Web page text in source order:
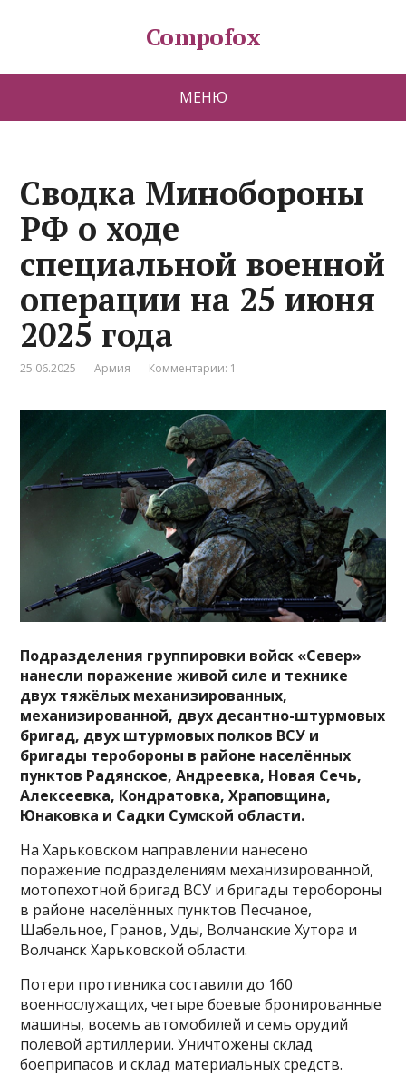
Compofox
МЕНЮ
Сводка Минобороны
РФ о ходе
специальной военной
операции на 25 июня
2025 года
25.06.2025 Армия Комментарии: 1
Подразделения группировки войск «Север»
нанесли поражение живой силе и технике
двух тяжёлых механизированных,
механизированной, двух десантно-штурмовых
бригад, двух штурмовых полков ВСУ и
бригады теробороны в районе населённых
пунктов Радянское, Андреевка, Новая Сечь,
Алексеевка, Кондратовка, Храповщина,
Юнаковка и Садки Сумской области.
На Харьковском направлении нанесено
поражение подразделениям механизированной,
мотопехотной бригад ВСУ и бригады теробороны
в районе населённых пунктов Песчаное,
Шабельное, Гранов, Уды, Волчанские Хутора и
Волчанск Харьковской области.
Потери противника составили до 160
военнослужащих, четыре боевые бронированные
машины, восемь автомобилей и семь орудий
полевой артиллерии. Уничтожены склад
боеприпасов и склад материальных средств.